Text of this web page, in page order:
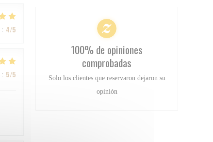
: 4/5
: 5/5
100% de opiniones
comprobadas
Solo los clientes que reservaron dejaron su
opinión